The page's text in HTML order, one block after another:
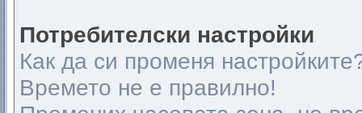
Потребителски настройки
Как да си променя
Времето не е правилно!